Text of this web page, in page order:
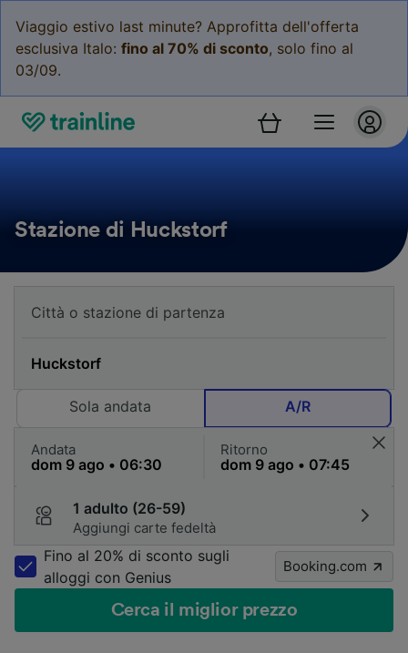
Viaggio estivo last minute? Approfitta dell'offerta
esclusiva Italo: fino al 70% di sconto, solo fino al
03/09.
Stazione di Huckstorf
Sola andata A/R
Andata Ritorno
1 adulto (26-59)
Aggiungi carte fedeltà
Fino al 20% di sconto sugli
alloggi con Genius
Booking.com
Cerca il miglior prezzo